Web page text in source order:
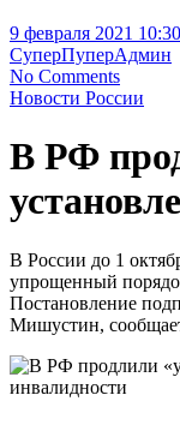
9 февраля 2021 10:30
СуперПуперАдмин
No Comments
Новости России
В РФ
В России до 1
упрощенный
Постановление
Мишустин,